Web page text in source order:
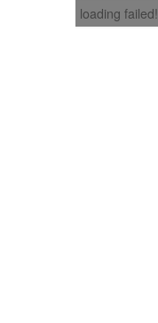
loading failed!